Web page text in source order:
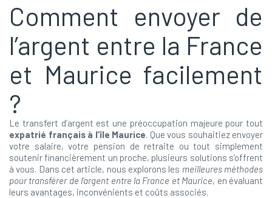
Comment envoyer de
l’argent entre la France
et Maurice facilement
?
Le transfert d’argent est une préoccupation majeure pour tout
expatrié français à l’île Maurice. Que vous souhaitiez envoyer
votre salaire, votre pension de retraite ou tout simplement
soutenir financièrement un proche, plusieurs solutions s’offrent
à vous. Dans cet article, nous explorons les meilleures méthodes
pour transférer de l’argent entre la France et Maurice, en évaluant
leurs avantages, inconvénients et coûts associés.